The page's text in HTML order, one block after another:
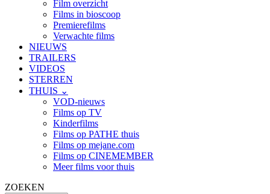
Film overzicht
Films in bioscoop
Premierefilms
Verwachte films
NIEUWS
TRAILERS
VIDEOS
STERREN
THUIS ⌄
VOD-nieuws
Films op TV
Kinderfilms
Films op PATHE thuis
Films op mejane.com
Films op CINEMEMBER
Meer films voor thuis
ZOEKEN